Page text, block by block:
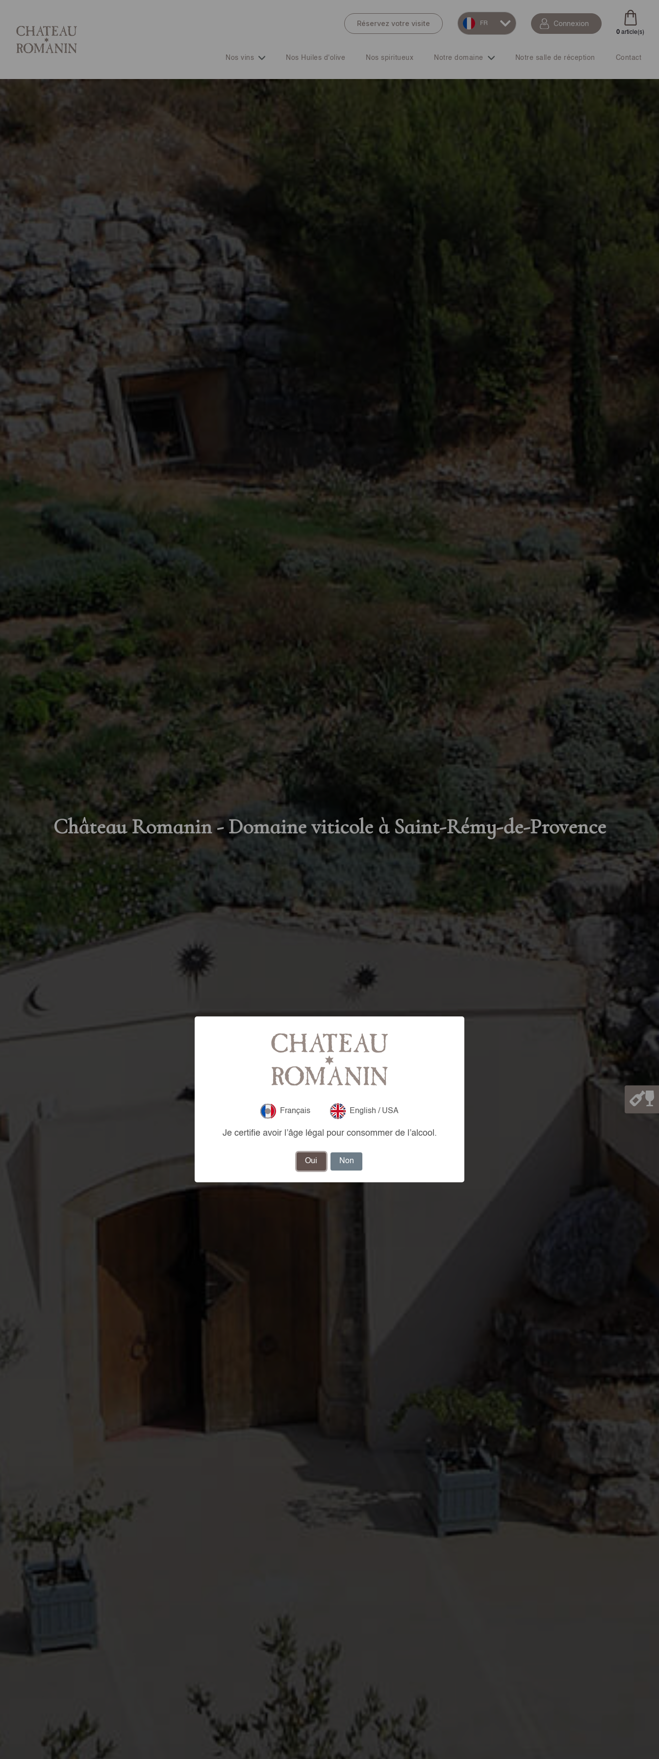
Réservez votre visite FR Connexion
0 article(s)
Nos vins Nos Huiles d'olive Nos spiritueux Notre domaine Notre salle de réception Contact
Château Romanin - Domaine viticole à Saint-Rémy-de-Provence
Français English / USA
Je certifie avoir l’âge légal pour consommer de l’alcool.
Oui Non